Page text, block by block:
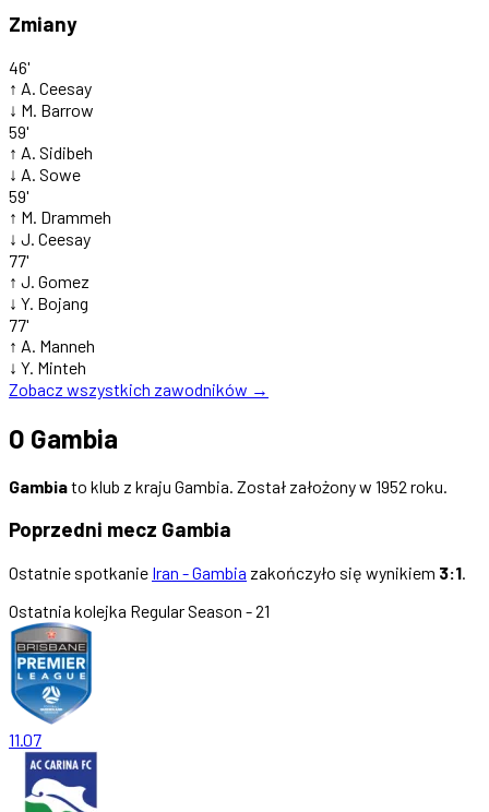
Zmiany
46'
↑ A. Ceesay
↓ M. Barrow
59'
↑ A. Sidibeh
↓ A. Sowe
59'
↑ M. Drammeh
↓ J. Ceesay
77'
↑ J. Gomez
↓ Y. Bojang
77'
↑ A. Manneh
↓ Y. Minteh
Zobacz wszystkich zawodników →
O Gambia
Gambiato klub z kraju Gambia. Został założony w 1952 roku.
Poprzedni mecz Gambia
Ostatnie spotkanie Iran - Gambia zakończyło się wynikiem 3:1.
Ostatnia kolejka Regular Season - 21
11.07